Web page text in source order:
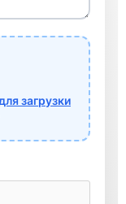
загрузки